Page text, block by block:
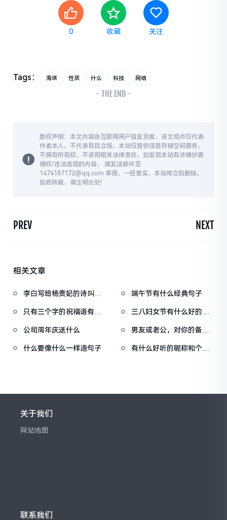
0 收藏 关注
Tags： 海琪 性质 什么 科技 网络
- THE END -
版权声明：本文内容由互联网用户自发贡献，该文观点仅代表
作者本人。不代表有目立场。本站仅提供信息存储空间服务，
不拥有所有权，不承担相关法律责任。如发现本站有涉嫌抄袭
侵权/违法违规的内容， 请发送邮件至
1474187172@qq.com 举报，一经查实，本站将立刻删除。
如若转载，请注明出处!
PREV NEXT
相关文章
李白写给杨贵妃的诗叫什
端午节有什么经典句子
只有三个字的祝福语有什
三八妇女节有什么好的祝
公司周年庆送什么
男友或老公，对你的备注
什么要像什么一样造句子
有什么好听的昵称和个性
关于我们
网站地图
联系我们